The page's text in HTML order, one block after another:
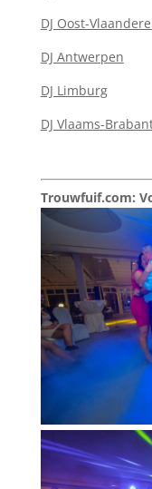
DJ Oost-
DJ Antwerpen
DJ Limburg
DJ Vlaams-
Trouwfuif.com: